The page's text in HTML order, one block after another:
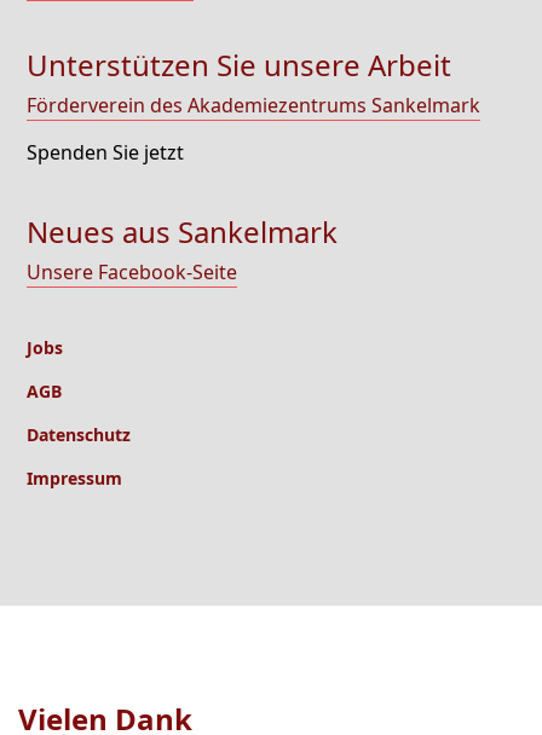
Unterstützen Sie unsere Arbeit
Förderverein des Akademiezentrums Sankelmark
Spenden Sie jetzt
Neues aus Sankelmark
Unsere Facebook-Seite
Jobs
AGB
Datenschutz
Impressum
Vielen Dank